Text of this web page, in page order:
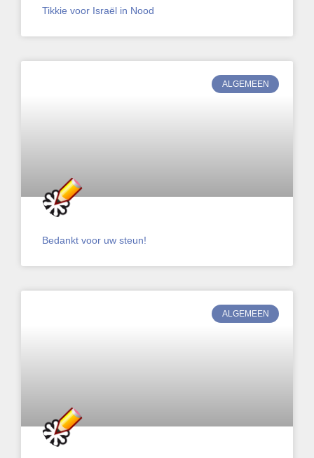
Tikkie voor Israël in Nood
ALGEMEEN
Bedankt voor uw steun!
ALGEMEEN